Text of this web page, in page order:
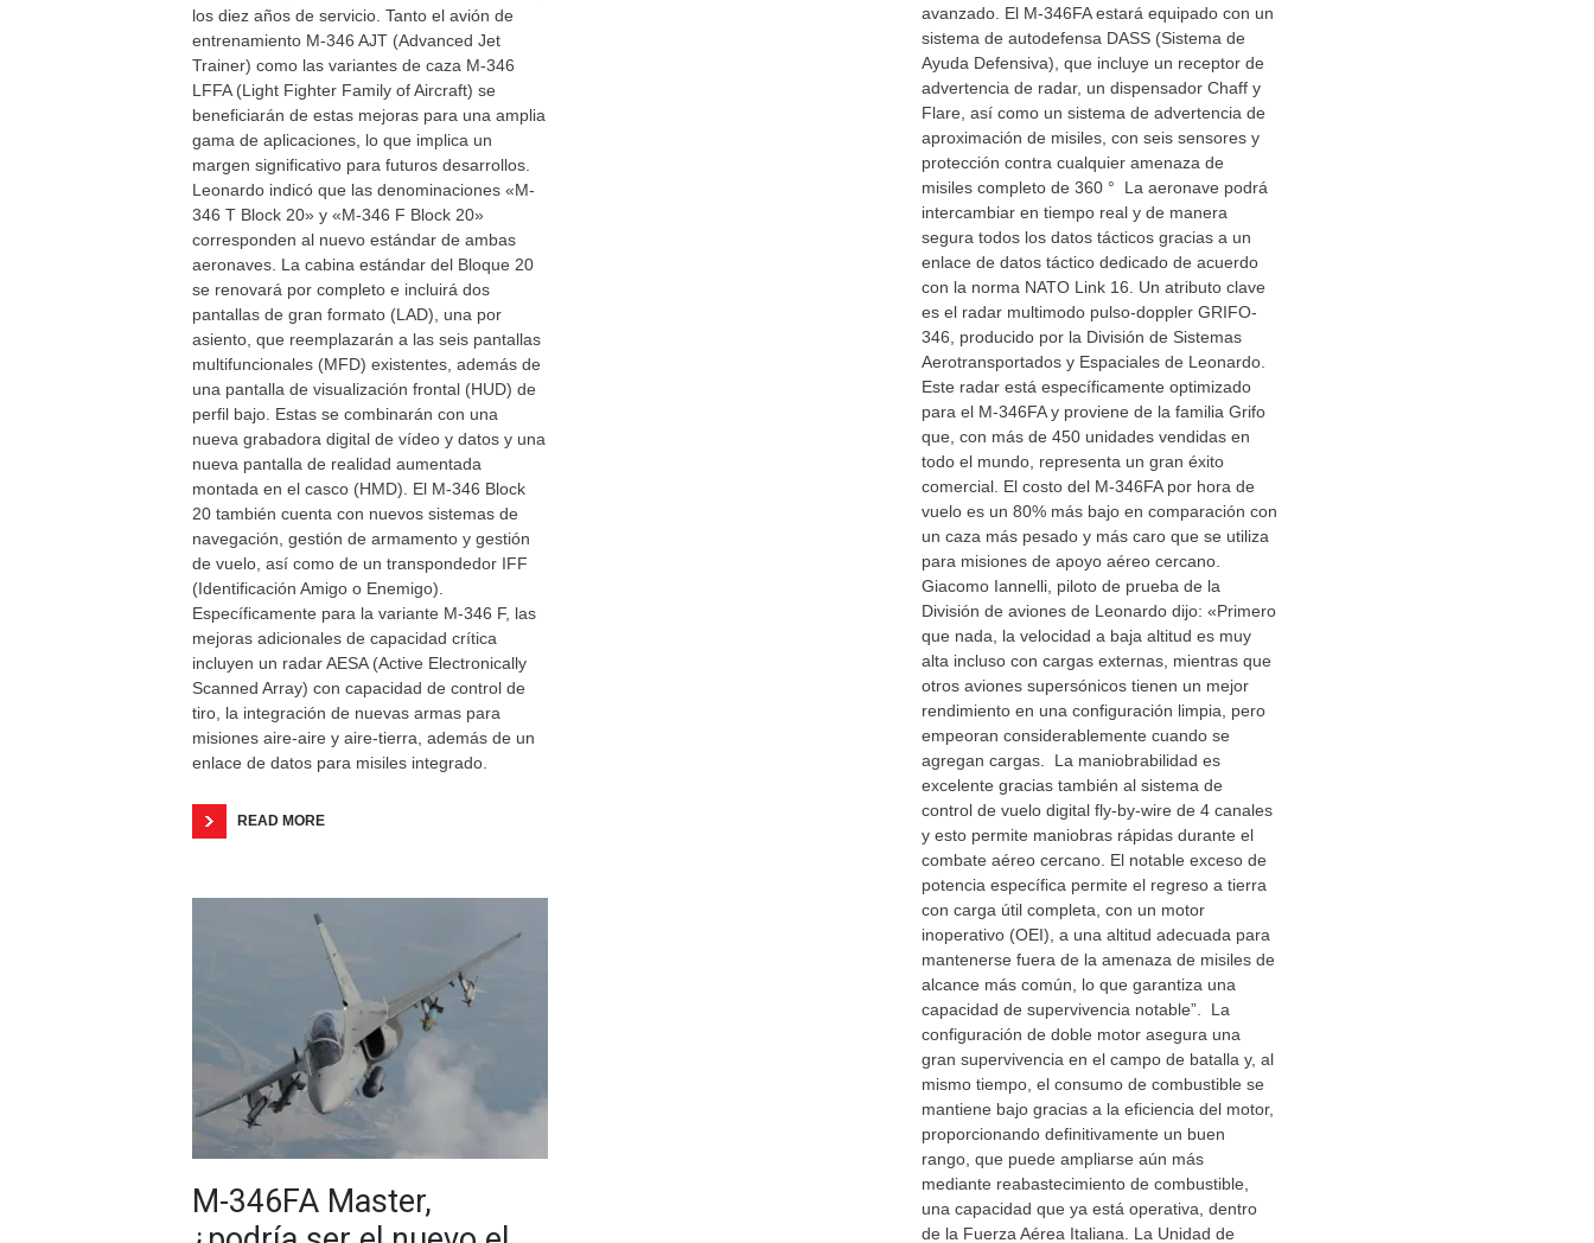
los diez años de servicio. Tanto el avión de
entrenamiento M-346 AJT (Advanced Jet
Trainer) como las variantes de caza M-346
LFFA (Light Fighter Family of Aircraft) se
beneficiarán de estas mejoras para una amplia
gama de aplicaciones, lo que implica un
margen significativo para futuros desarrollos.
Leonardo indicó que las denominaciones «M-
346 T Block 20» y «M-346 F Block 20»
corresponden al nuevo estándar de ambas
aeronaves. La cabina estándar del Bloque 20
se renovará por completo e incluirá dos
pantallas de gran formato (LAD), una por
asiento, que reemplazarán a las seis pantallas
multifuncionales (MFD) existentes, además de
una pantalla de visualización frontal (HUD) de
perfil bajo. Estas se combinarán con una
nueva grabadora digital de vídeo y datos y una
nueva pantalla de realidad aumentada
montada en el casco (HMD). El M-346 Block
20 también cuenta con nuevos sistemas de
navegación, gestión de armamento y gestión
de vuelo, así como de un transpondedor IFF
(Identificación Amigo o Enemigo).
Específicamente para la variante M-346 F, las
mejoras adicionales de capacidad crítica
incluyen un radar AESA (Active Electronically
Scanned Array) con capacidad de control de
tiro, la integración de nuevas armas para
misiones aire-aire y aire-tierra, además de un
enlace de datos para misiles integrado.
READ MORE
M-346FA Master,
avanzado. El M-346FA estará equipado con un
sistema de autodefensa DASS (Sistema de
Ayuda Defensiva), que incluye un receptor de
advertencia de radar, un dispensador Chaff y
Flare, así como un sistema de advertencia de
aproximación de misiles, con seis sensores y
protección contra cualquier amenaza de
misiles completo de 360 ° La aeronave podrá
intercambiar en tiempo real y de manera
segura todos los datos tácticos gracias a un
enlace de datos táctico dedicado de acuerdo
con la norma NATO Link 16. Un atributo clave
es el radar multimodo pulso-doppler GRIFO-
346, producido por la División de Sistemas
Aerotransportados y Espaciales de Leonardo.
Este radar está específicamente optimizado
para el M-346FA y proviene de la familia Grifo
que, con más de 450 unidades vendidas en
todo el mundo, representa un gran éxito
comercial. El costo del M-346FA por hora de
vuelo es un 80% más bajo en comparación con
un caza más pesado y más caro que se utiliza
para misiones de apoyo aéreo cercano.
Giacomo Iannelli, piloto de prueba de la
División de aviones de Leonardo dijo: «Primero
que nada, la velocidad a baja altitud es muy
alta incluso con cargas externas, mientras que
otros aviones supersónicos tienen un mejor
rendimiento en una configuración limpia, pero
empeoran considerablemente cuando se
agregan cargas. La maniobrabilidad es
excelente gracias también al sistema de
control de vuelo digital fly-by-wire de 4 canales
y esto permite maniobras rápidas durante el
combate aéreo cercano. El notable exceso de
potencia específica permite el regreso a tierra
con carga útil completa, con un motor
inoperativo (OEI), a una altitud adecuada para
mantenerse fuera de la amenaza de misiles de
alcance más común, lo que garantiza una
capacidad de supervivencia notable”. La
configuración de doble motor asegura una
gran supervivencia en el campo de batalla y, al
mismo tiempo, el consumo de combustible se
mantiene bajo gracias a la eficiencia del motor,
proporcionando definitivamente un buen
rango, que puede ampliarse aún más
mediante reabastecimiento de combustible,
una capacidad que ya está operativa, dentro
de la Fuerza Aérea Italiana. La Unidad de